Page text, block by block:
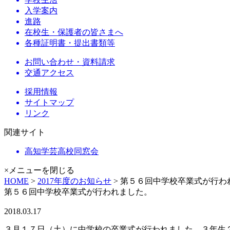
入学案内
進路
在校生・保護者の皆さまへ
各種証明書・提出書類等
お問い合わせ・資料請求
交通アクセス
採用情報
サイトマップ
リンク
関連サイト
高知学芸高校同窓会
×メニューを閉じる
HOME > 2017年度のお知らせ > 第５６回中学校卒業式が行わ
第５６回中学校卒業式が行われました。
2018.03.17